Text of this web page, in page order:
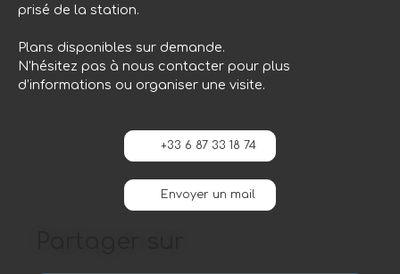
prisé de la station.
Plans disponibles sur demande.
N'hésitez pas à nous contacter pour plus
d’informations ou organiser une visite.
+33 6 87 33 18 74
Envoyer un mail